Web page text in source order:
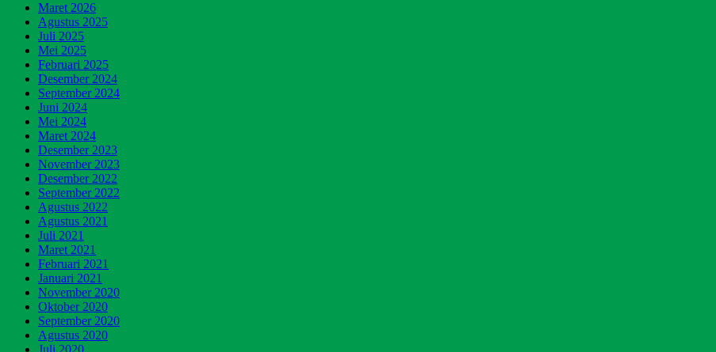
Maret 2026
Agustus 2025
Juli 2025
Mei 2025
Februari 2025
Desember 2024
September 2024
Juni 2024
Mei 2024
Maret 2024
Desember 2023
November 2023
Desember 2022
September 2022
Agustus 2022
Agustus 2021
Juli 2021
Maret 2021
Februari 2021
Januari 2021
November 2020
Oktober 2020
September 2020
Agustus 2020